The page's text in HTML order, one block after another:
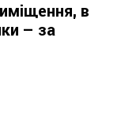
в
– за